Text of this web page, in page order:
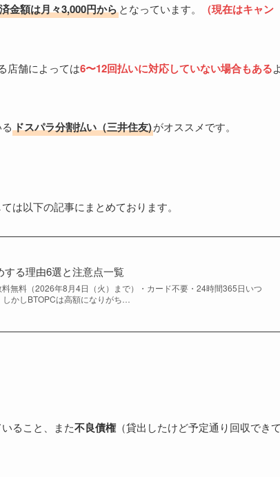
金額は月々3,000円からとなっています。
（現在はキャン
店舗によっては6〜12回払いに対応していない場合もある
ドスパラ分割払い（三井住友)がオススメです。
は以下の記事にまとめております。
する理由6選と注意点一覧
無料（2026年8月4日（火）まで）・カード不要・24時間365日いつ
かしBTOPCは高額になりがち…
ること、また不良債権（貸出したけど予定通り回収でき